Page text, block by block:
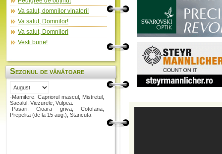
Va salut, domnilor vinatori!
Va salut, Domnilor!
Va salut, Domnilor!
Vesti bune!
Sezonul de vânătoare
-Mamifere: Capriorul mascul, Mistretul,
Sacalul, Viezurele, Vulpea.
-Pasari: Cioara griva, Cotofana,
Prepelita (de la 15 aug.), Stancuta.